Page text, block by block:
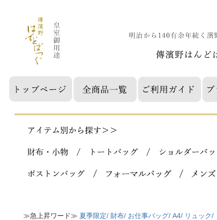
≫急上昇ワード≫ 夏季限定/ 財布/ お仕事バッグ/ A4/ リュック/